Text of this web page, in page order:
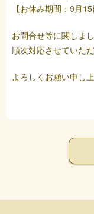
【お休み期間：9月
お問合せ等に関しま
順次対応させていただ
よろしくお願い申し上